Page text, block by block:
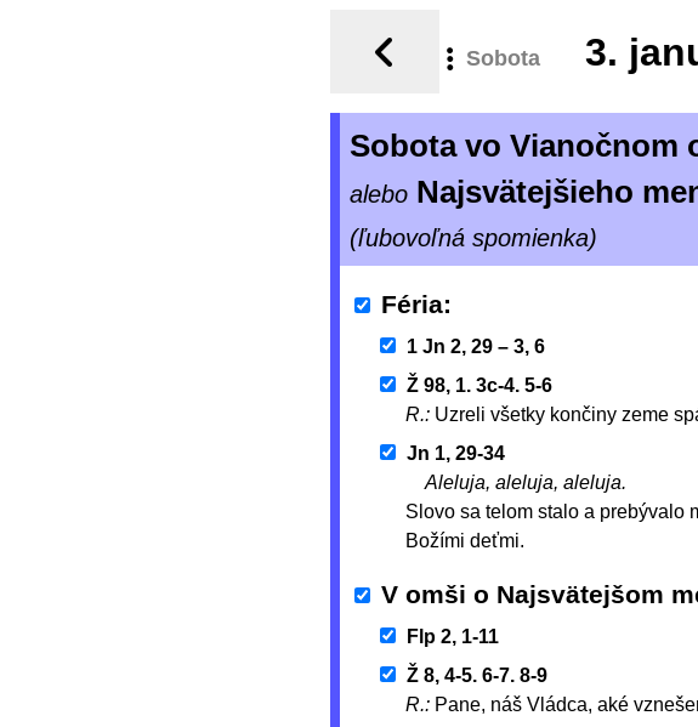
Sobota 3.
Sobota vo Vianočnom
alebo Najsvätejšieho
(ľubovoľná spomienka)
Féria
1 Jn 2, 29 – 3, 6
Ž 98, 1. 3c-4. 5-6
R.: Uzreli všetky končiny zeme
Jn 1, 29-34
Aleluja, aleluja, aleluja.
Slovo sa telom stalo a prebývalo
Božími deťmi.
V omši o Najsvätejšom
Flp 2, 1-11
Ž 8, 4-5. 6-7. 8-9
R.: Pane, náš Vládca, aké